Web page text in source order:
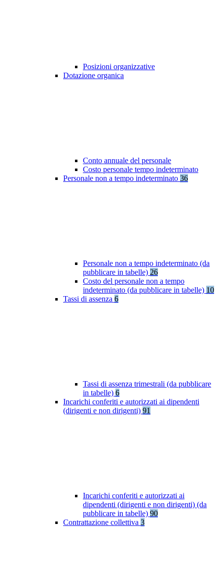
Posizioni organizzative
Dotazione organica
Conto annuale del personale
Costo personale tempo indeterminato
Personale non a tempo indeterminato 36
Personale non a tempo indeterminato (da
pubblicare in tabelle) 26
Costo del personale non a tempo
indeterminato (da pubblicare in tabelle) 10
Tassi di assenza 6
Tassi di assenza trimestrali (da pubblicare
in tabelle) 6
Incarichi conferiti e autorizzati ai dipendenti
(dirigenti e non dirigenti) 91
Incarichi conferiti e autorizzati ai
dipendenti (dirigenti e non dirigenti) (da
pubblicare in tabelle) 90
Contrattazione collettiva 3